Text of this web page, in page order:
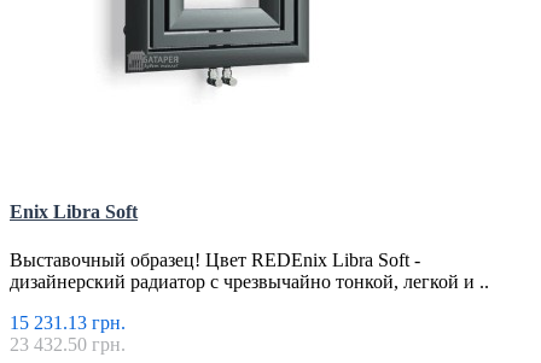
Enix Libra Soft
Выставочный образец! Цвет REDEnix Libra Soft -
дизайнерский радиатор с чрезвычайно тонкой, легкой и ..
15 231.13 грн.
23 432.50 грн.